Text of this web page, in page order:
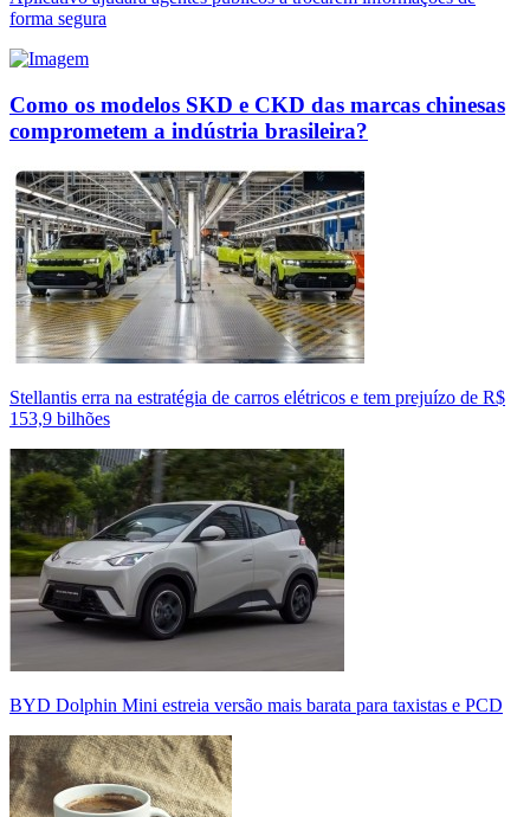
forma segura
Como os modelos SKD e CKD das marcas chinesas
comprometem a indústria brasileira?
Stellantis erra na estratégia de carros elétricos e tem prejuízo de R$
153,9 bilhões
BYD Dolphin Mini estreia versão mais barata para taxistas e PCD